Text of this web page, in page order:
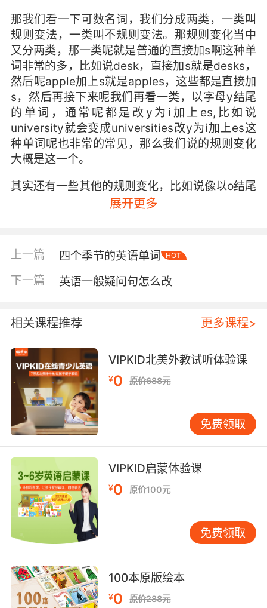
那我们看一下可数名词，我们分成两类，一类叫
规则变法，一类叫不规则变法。那规则变化当中
又分两类，那一类呢就是普通的直接加s啊这种单
词非常的多，比如说desk，直接加s就是desks，
然后呢apple加上s就是apples，这些都是直接加
s，然后再接下来呢我们再看一类，以字母y结尾
的单词，通常呢都是改y为i加上es,比如说
university就会变成universities改y为i加上es这
种单词呢也非常的常见，那么我们说的规则变化
大概是这一个。
其实还有一些其他的规则变化，比如说像以o结尾
的单词啊，有的时候加es有的时候加s，其实这个
见的直接加s，然后呢改y为i加es的这种情况。
那再接下来呢我们再看一下不规则的名词，不规
则的名词呢有一些我们把常用的知道一下，就知
呢就叫teeth。那么foot是一只脚，两只脚就叫
feet，很多脚也叫 feet。再比如说老鼠叫做
mouse，那它的复数呢叫做mice。好，有那么一
些常见的一些单词，还有一些动物的名词，它们
呢都属于不规则变化，那我们需要单个的来专门
的记，这就是可数名词的变复数的规则。
展开更多
上一篇 四个季节的英语单词 HOT
下一篇 英语一般疑问句怎么改
相关课程推荐 更多课程>
VIPKID北美外教试听体验课
¥0 原价688元
免费领取
VIPKID启蒙体验课
¥0 原价100元
免费领取
100本原版绘本
¥0 原价288元